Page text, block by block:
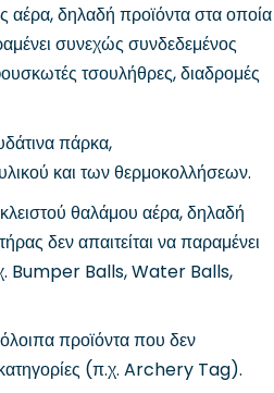
αέρα, δηλαδή προϊόντα στα οποία
συνεχώς συνδεδεμένος
τσουλήθρες, διαδρομές
πάρκα,
και των θερμοκολλήσεων.
θαλάμου αέρα, δηλαδή
δεν απαιτείται να παραμένει
Bumper Balls, Water Balls,
προϊόντα που δεν
(π.χ. Archery Tag).